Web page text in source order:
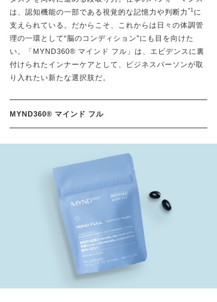
は、認知機能の一部である視覚的な記憶力や判断力 *1 に
支えられている。だからこそ、これからは日々の体調管
理の一環として“脳のコンディション”にも目を向けた
い。「MYND360® マインド フル」は、エビデンスに裏
付けられたインナーケアとして、ビジネスパーソンが取
り入れたい新たな選択肢だ。
MYND360® マインド フル